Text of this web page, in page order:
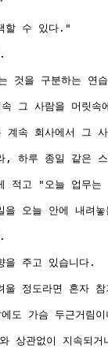
할 수 있다."
것을 구분하는 연
그 사람을 머릿속
속 회사에서 그
, 하루 종일 같은
적고 "오늘 업무
을 오늘 안에 내려
을 주고 있습니다.
울 정도라면 혼자
도 가슴 두근거림
상관없이 지속되